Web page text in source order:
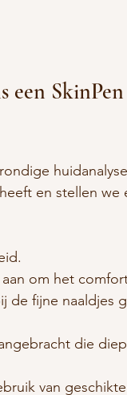
een
en stellen
om het
de fijne naaldjes
die
van